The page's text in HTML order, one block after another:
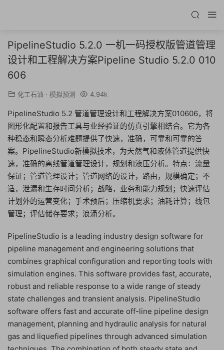
PipelineStudio 5.2.0 一机一码授权版管道管理
设计和工程解决方案Pipeline Studio 5.2.0 010
606
化工石油 · 模拟预测 4.94k
PipelineStudio 5.2 管道管理设计和工程解决方案010606，将
图形化配置和报告工具与业经验证的仿真引擎相结合。它为各
种稳态和瞬态分析难题提供了快速，准确，可靠和可靠的答
案。PipelineStudio新模拟技术，为天然气和液体管道提供快
速，准确的离线管道管理设计，规划和液压分析。特点：流量
保证；管道管理设计；管道网络的设计，路由，规模确定；不
适，泄漏和生存时间分析；战略，业务和能力规划；快速评估
计划外的运营变化；手术预后；压缩机要求；油耗计算；线包
管理；评估储存要求；浪涌分析。
PipelineStudio is a leading industry design software for
pipeline management and engineering solutions that
combines graphical configuration and reporting tools with
simulation engines. This software provides fast, accurate,
robust and reliable response to a wide range of steady
state challenges and transient analysis. PipelineStudio
software offers fast and accurate off-line pipeline design
management, planning and hydraulic analysis for natural
gas and liquefied pipelines through advanced simulation